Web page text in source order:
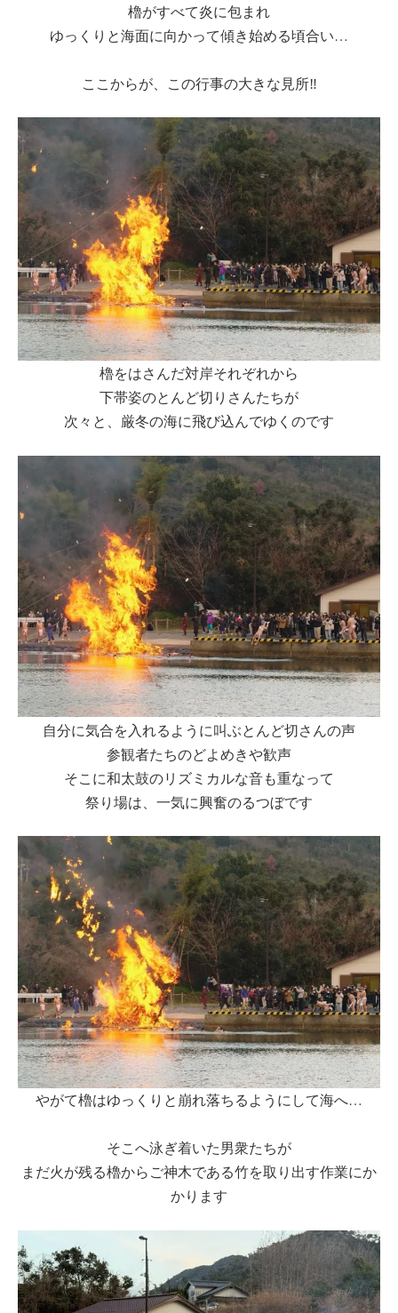
櫓がすべて炎に包まれ
ゆっくりと海面に向かって傾き始める頃合い…
ここからが、この行事の大きな見所‼
櫓をはさんだ対岸それぞれから
下帯姿のとんど切りさんたちが
次々と、厳冬の海に飛び込んでゆくのです
自分に気合を入れるように叫ぶとんど切さんの声
参観者たちのどよめきや歓声
そこに和太鼓のリズミカルな音も重なって
祭り場は、一気に興奮のるつぼです
やがて櫓はゆっくりと崩れ落ちるようにして海へ…
そこへ泳ぎ着いた男衆たちが
まだ火が残る櫓からご神木である竹を取り出す作業にか
かります